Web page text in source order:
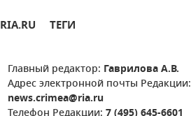
RIA.RU ТЕГИ
Главный редактор: Гаврилова А.В.
Адрес электронной почты Редакции:
news.crimea@ria.ru